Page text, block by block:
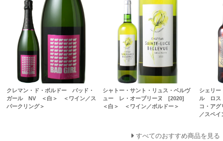
クレマン・ド・ボルドー バッド・
ガール NV ＜白＞ ＜ワイン／ス
パークリング＞
シャトー・サント・リュス・ベルヴ
ュー レ・オーブリーヌ [2020]
＜白＞ ＜ワイン／ボルドー＞
シェリ
ル ロス
コ・ア
／スペイ
すべてのおすすめ商品を見る